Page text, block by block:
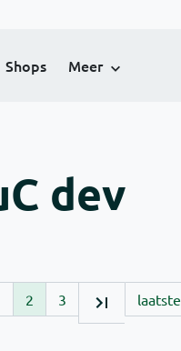
Shops Meer
dev
2 3 laatste